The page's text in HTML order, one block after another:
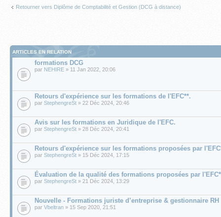
Retourner vers Diplôme de Comptabilité et Gestion (DCG à distance)
ARTICLES EN RELATION
formations DCG
par NEHIRE » 11 Jan 2022, 20:06
Retours d'expérience sur les formations de l'EFC**.
par StephengreSt » 22 Déc 2024, 20:46
Avis sur les formations en Juridique de l'EFC.
par StephengreSt » 28 Déc 2024, 20:41
Retours d'expérience sur les formations proposées par
par StephengreSt » 15 Déc 2024, 17:15
Évaluation de la qualité des formations proposées par
par StephengreSt » 21 Déc 2024, 13:29
Nouvelle - Formations juriste d’entreprise & gestionnaire RH
par Vbeltran » 15 Sep 2020, 21:51